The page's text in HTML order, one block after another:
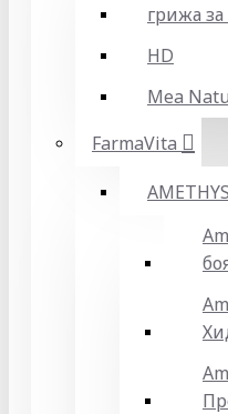
грижа за
HD
Mea
FarmaVita